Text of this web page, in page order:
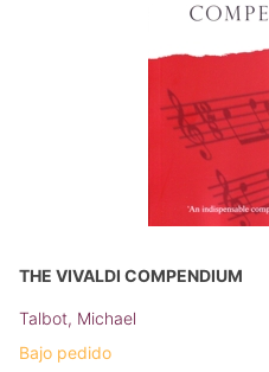
THE VIVALDI COMPENDIUM
Talbot, Michael
Bajo pedido